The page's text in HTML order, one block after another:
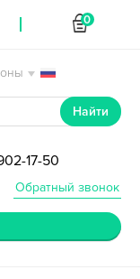
Найти
17-50
Обратный звонок
0